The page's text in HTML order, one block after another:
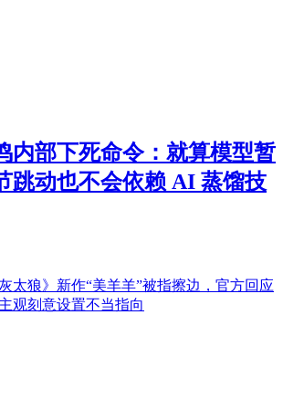
内部下死命令：就算模型暂
跳动也不会依赖 AI 蒸馏技